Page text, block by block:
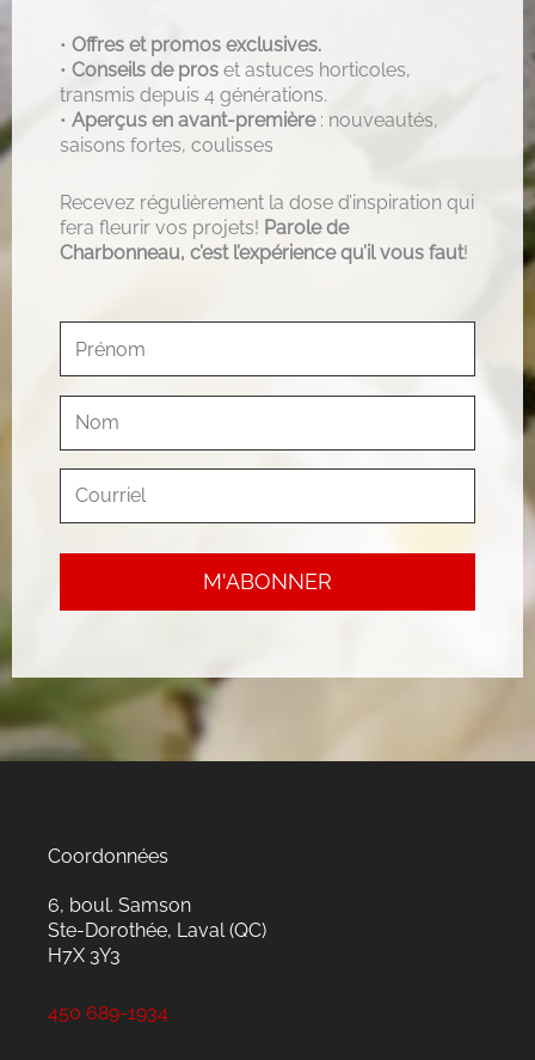
• Offres et promos exclusives.
• Conseils de pros et astuces horticoles,
transmis depuis 4 générations.
• Aperçus en avant-première: nouveautés,
saisons fortes, coulisses
Recevez régulièrement la dose d’inspiration qui
fera fleurir vos projets! Parole de
Charbonneau, c’est l’expérience qu’il vous faut!
Coordonnées
6, boul. Samson
Ste-Dorothée, Laval (QC)
H7X 3Y3
450 689-1934